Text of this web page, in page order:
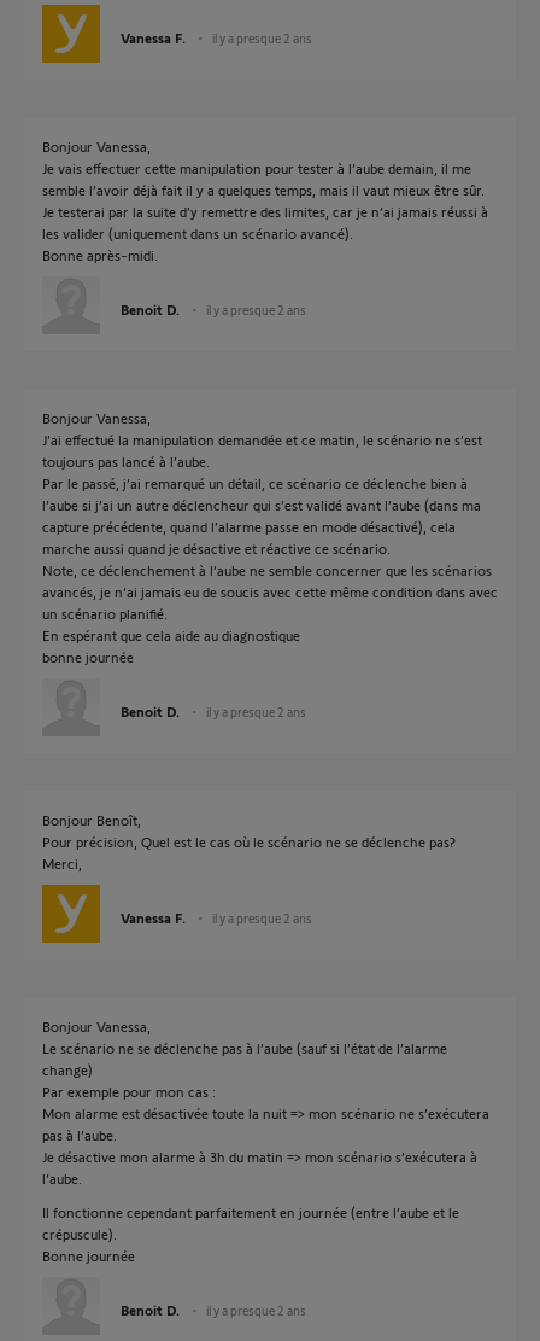
Vanessa F. il y a presque 2 ans
Bonjour Vanessa,
Je vais effectuer cette manipulation pour tester à l’aube demain, il me
semble l’avoir déjà fait il y a quelques temps, mais il vaut mieux être sûr.
Je testerai par la suite d’y remettre des limites, car je n’ai jamais réussi à
les valider (uniquement dans un scénario avancé).
Bonne après-midi.
Benoit D. il y a presque 2 ans
Bonjour Vanessa,
J’ai effectué la manipulation demandée et ce matin, le scénario ne s’est
toujours pas lancé à l’aube.
Par le passé, j’ai remarqué un détail, ce scénario ce déclenche bien à
l’aube si j’ai un autre déclencheur qui s’est validé avant l’aube (dans ma
capture précédente, quand l’alarme passe en mode désactivé), cela
marche aussi quand je désactive et réactive ce scénario.
Note, ce déclenchement à l’aube ne semble concerner que les scénarios
avancés, je n’ai jamais eu de soucis avec cette même condition dans avec
un scénario planifié.
En espérant que cela aide au diagnostique
bonne journée
Benoit D. il y a presque 2 ans
Bonjour Benoît,
Pour précision, Quel est le cas où le scénario ne se déclenche pas?
Merci,
Vanessa F. il y a presque 2 ans
Bonjour Vanessa,
Le scénario ne se déclenche pas à l’aube (sauf si l’état de l’alarme
change)
Par exemple pour mon cas :
Mon alarme est désactivée toute la nuit => mon scénario ne s’exécutera
pas à l’aube.
Je désactive mon alarme à 3h du matin => mon scénario s’exécutera à
l’aube.
Il fonctionne cependant parfaitement en journée (entre l’aube et le
crépuscule).
Bonne journée
Benoit D. il y a presque 2 ans